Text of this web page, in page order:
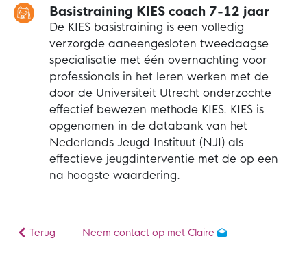
Basistraining KIES coach 7-12 jaar
De KIES basistraining is een volledig
verzorgde aaneengesloten tweedaagse
specialisatie met één overnachting voor
professionals in het leren werken met de
door de Universiteit Utrecht onderzochte
effectief bewezen methode KIES. KIES is
opgenomen in de databank van het
Nederlands Jeugd Instituut (NJI) als
effectieve jeugdinterventie met de op een
na hoogste waardering.
Terug Neem contact op met Claire